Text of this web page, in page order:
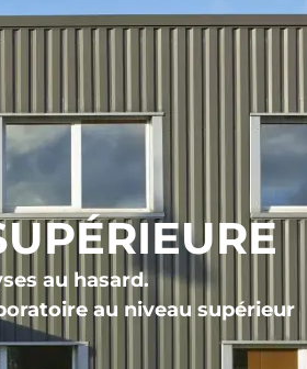
au hasard.
au niveau supérieur